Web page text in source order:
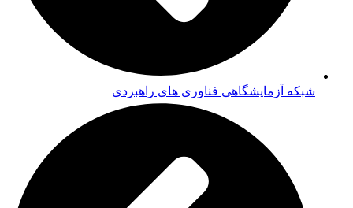
شبکه آزمایشگاهی فناوری های راهبردی